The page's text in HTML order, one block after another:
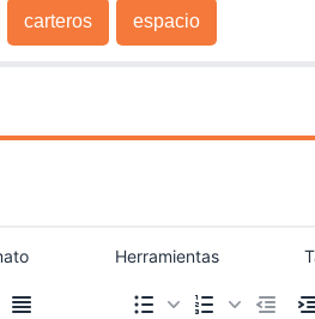
carteros espacio
Herramientas